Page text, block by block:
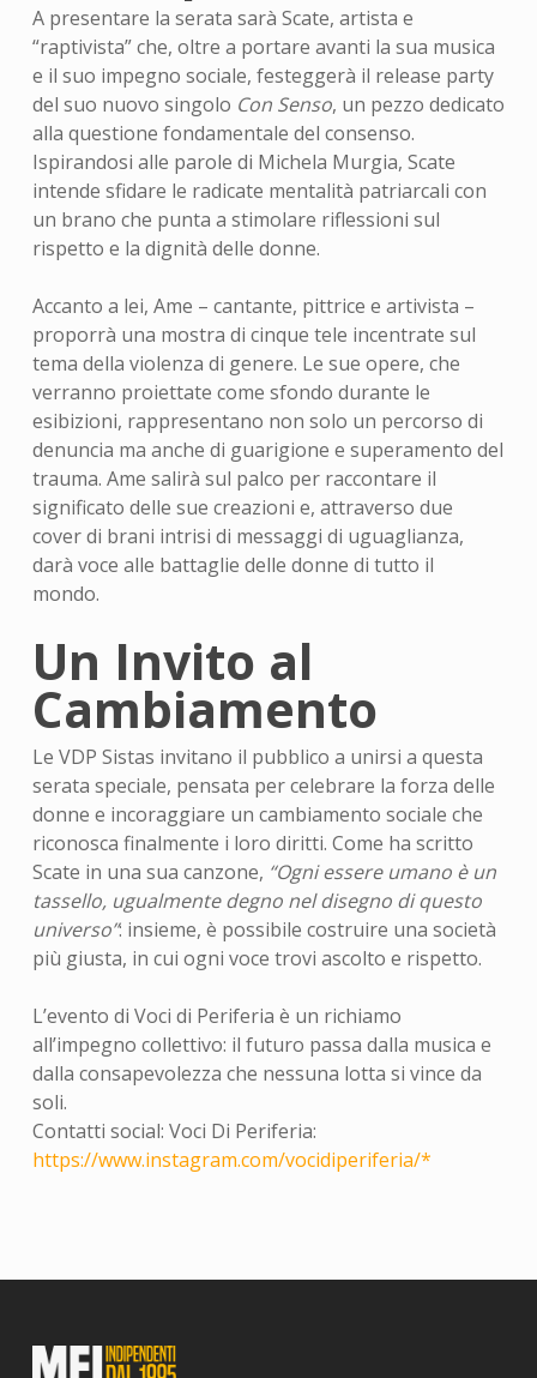
A presentare la serata sarà Scate, artista e
“raptivista” che, oltre a portare avanti la sua musica
e il suo impegno sociale, festeggerà il release party
del suo nuovo singolo Con Senso, un pezzo dedicato
alla questione fondamentale del consenso.
Ispirandosi alle parole di Michela Murgia, Scate
intende sfidare le radicate mentalità patriarcali con
un brano che punta a stimolare riflessioni sul
rispetto e la dignità delle donne.
Accanto a lei, Ame – cantante, pittrice e artivista –
proporrà una mostra di cinque tele incentrate sul
tema della violenza di genere. Le sue opere, che
verranno proiettate come sfondo durante le
esibizioni, rappresentano non solo un percorso di
denuncia ma anche di guarigione e superamento del
trauma. Ame salirà sul palco per raccontare il
significato delle sue creazioni e, attraverso due
cover di brani intrisi di messaggi di uguaglianza,
darà voce alle battaglie delle donne di tutto il
mondo.
Un Invito al
Cambiamento
Le VDP Sistas invitano il pubblico a unirsi a questa
serata speciale, pensata per celebrare la forza delle
donne e incoraggiare un cambiamento sociale che
riconosca finalmente i loro diritti. Come ha scritto
Scate in una sua canzone, “Ogni essere umano è un
tassello, ugualmente degno nel disegno di questo
universo”: insieme, è possibile costruire una società
più giusta, in cui ogni voce trovi ascolto e rispetto.
L’evento di Voci di Periferia è un richiamo
all’impegno collettivo: il futuro passa dalla musica e
dalla consapevolezza che nessuna lotta si vince da
soli.
Contatti social: Voci Di Periferia:
https://www.instagram.com/vocidiperiferia/*